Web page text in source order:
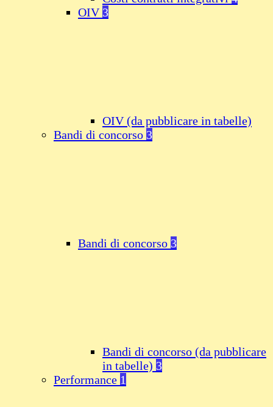
OIV 3
OIV (da pubblicare in tabelle)
Bandi di concorso 3
Bandi di concorso 3
Bandi di concorso (da pubblicare
in tabelle) 3
Performance 1